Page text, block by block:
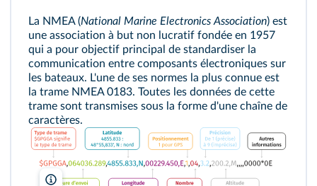
La NMEA (National Marine Electronics Association) est
une association à but non lucratif fondée en 1957
qui a pour objectif principal de standardiser la
communication entre composants électroniques sur
les bateaux. L'une de ses normes la plus connue est
la trame NMEA 0183. Toutes les données de cette
trame sont transmises sous la forme d'une chaîne de
caractères.
Lelivrescolaire.fr